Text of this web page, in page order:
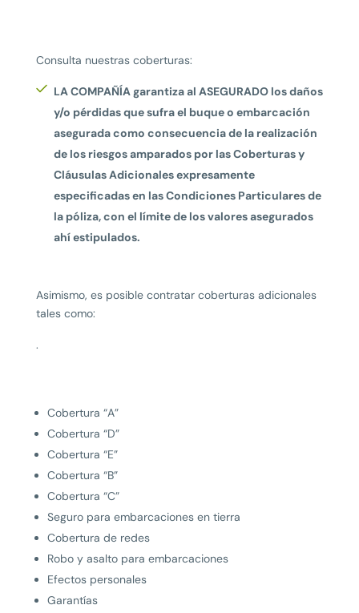
Consulta nuestras coberturas:
LA COMPAÑÍA garantiza al ASEGURADO los daños
y/o pérdidas que sufra el buque o embarcación
asegurada como consecuencia de la realización
de los riesgos amparados por las Coberturas y
Cláusulas Adicionales expresamente
especificadas en las Condiciones Particulares de
la póliza, con el límite de los valores asegurados
ahí estipulados.
Asimismo, es posible contratar coberturas adicionales
tales como:
.
Cobertura “A”
Cobertura “D”
Cobertura “E”
Cobertura “B”
Cobertura “C”
Seguro para embarcaciones en tierra
Cobertura de redes
Robo y asalto para embarcaciones
Efectos personales
Garantías